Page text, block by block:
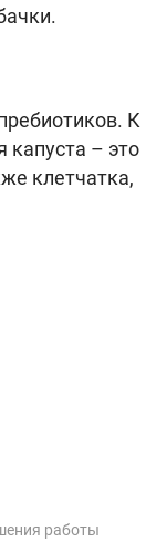
К
капуста – это
клетчатка,
работы